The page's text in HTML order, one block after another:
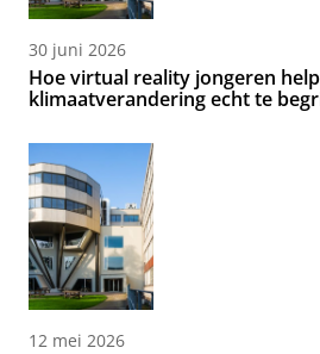
30 juni 2026
Hoe virtual reality jongeren
klimaatverandering echt te
12 mei 2026